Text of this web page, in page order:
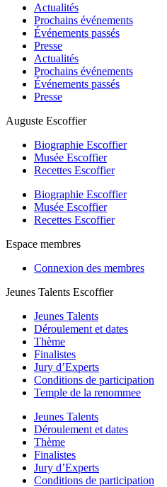
Actualités
Prochains événements
Événements passés
Presse
Actualités
Prochains événements
Événements passés
Presse
Auguste Escoffier
Biographie Escoffier
Musée Escoffier
Recettes Escoffier
Biographie Escoffier
Musée Escoffier
Recettes Escoffier
Espace membres
Connexion des membres
Jeunes Talents Escoffier
Jeunes Talents
Déroulement et dates
Thème
Finalistes
Jury d’Experts
Conditions de participation
Temple de la renommee
Jeunes Talents
Déroulement et dates
Thème
Finalistes
Jury d’Experts
Conditions de participation